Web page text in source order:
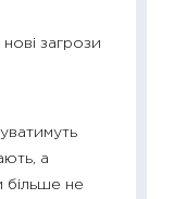
загрози
а
більше не